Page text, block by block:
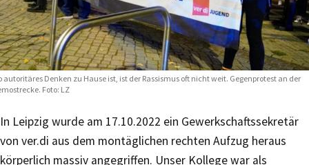
autoritäres Denken zu Hause ist, ist der Rassismus oft nicht weit. Gegenprotest an der
Foto: LZ
In Leipzig wurde am 17.10.2022 ein Gewerkschaftssekretär
von ver.di aus dem montäglichen rechten Aufzug heraus
körperlich massiv angegriffen. Unser Kollege war als